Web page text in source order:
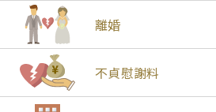
離婚
不貞慰謝料